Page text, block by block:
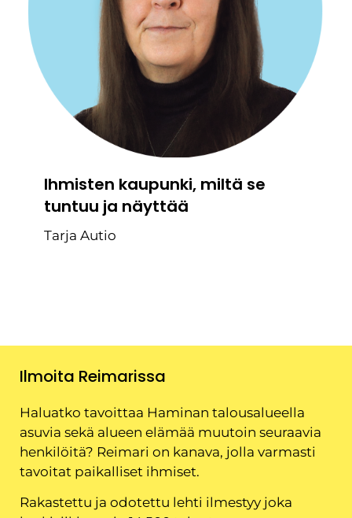
Ihmisten kaupunki, miltä se
tuntuu ja näyttää
Tarja Autio
Ilmoita Reimarissa
Haluatko tavoittaa Haminan talousalueella
asuvia sekä alueen elämää muutoin seuraavia
henkilöitä? Reimari on kanava, jolla varmasti
tavoitat paikalliset ihmiset.
Rakastettu ja odotettu lehti ilmestyy joka